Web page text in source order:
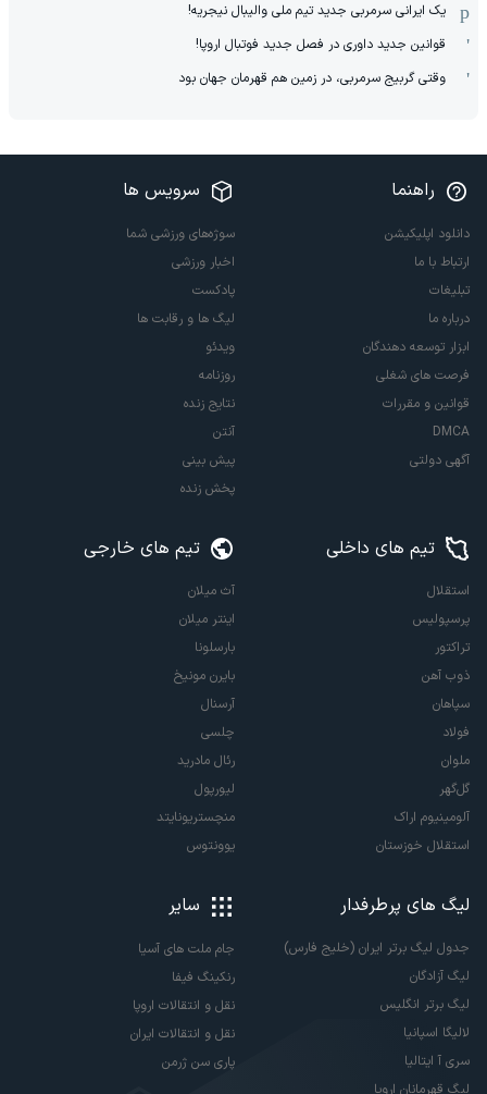
یک ایرانی سرمربی جدید تیم ملی والیبال نیجریه!
قوانین جدید داوری در فصل جدید فوتبال اروپا!
وقتی گربیج سرمربی، در زمین هم قهرمان جهان بود
راهنما
دانلود اپلیکیشن
ارتباط با ما
تبلیغات
درباره ما
ابزار توسعه دهندگان
فرصت های شغلی
قوانین و مقررات
DMCA
آگهی دولتی
سرویس ها
سوژه‌های ورزشی شما
اخبار ورزشی
پادکست
لیگ ها و رقابت ها
ویدئو
روزنامه
نتایج زنده
آنتن
پیش بینی
پخش زنده
تیم های داخلی
استقلال
پرسپولیس
تراکتور
ذوب آهن
سپاهان
فولاد
ملوان
گل‌گهر
آلومینیوم اراک
استقلال خوزستان
تیم های خارجی
آث میلان
اینتر میلان
بارسلونا
بایرن مونیخ
آرسنال
چلسی
رئال مادرید
لیورپول
منچستریونایتد
یوونتوس
لیگ های پرطرفدار
جدول لیگ برتر ایران (خلیج فارس)
لیگ آزادگان
لیگ برتر انگلیس
لالیگا اسپانیا
سری آ ایتالیا
لیگ قهرمانان اروپا
سایر
جام ملت های آسیا
رنکینگ فیفا
نقل و انتقالات اروپا
نقل و انتقالات ایران
پاری سن ژرمن